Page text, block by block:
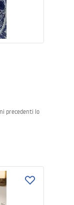
precedenti lo